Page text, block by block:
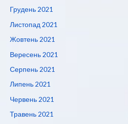
Грудень 2021
Листопад 2021
Жовтень 2021
Вересень 2021
Серпень 2021
Липень 2021
Червень 2021
Травень 2021